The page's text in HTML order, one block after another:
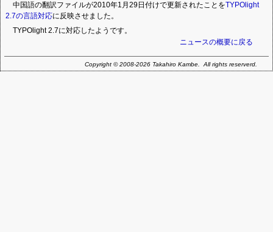
中国語の翻訳ファイルが2010年1月29日付けで更新されたことをTYPOlight
2.7の言語対応に反映させました。
TYPOlight 2.7に対応したようです。
ニュースの概要に戻る
Copyright © 2008-2026 Takahiro Kambe. All rights reserverd.